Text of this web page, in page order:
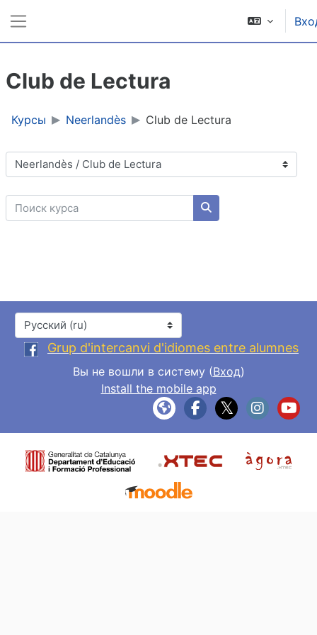
Club de Lectura
Курсы Neerlandès Club de Lectura
Категории курсов
Поиск курса
Поиск курса
Язык
Grup d'intercanvi d'idiomes entre alumnes
Вы не вошли в систему (Вход)
Install the mobile app